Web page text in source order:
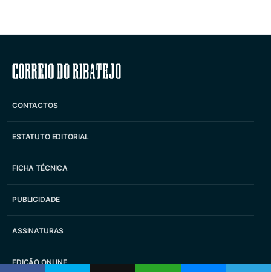
Correio do Ribatejo
CONTACTOS
ESTATUTO EDITORIAL
FICHA TÉCNICA
PUBLICIDADE
ASSINATURAS
EDIÇÃO ONLINE